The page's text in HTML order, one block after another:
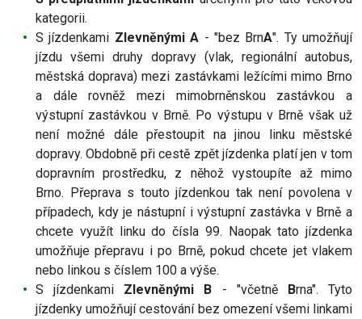
kategorii.
S jízdenkami Zlevněnými A - "bez BrnA". Ty umožňují
jízdu všemi druhy dopravy (vlak, regionální autobus,
městská doprava) mezi zastávkami ležícími mimo Brno
a dále rovněž mezi mimobrněnskou zastávkou a
výstupní zastávkou v Brně. Po výstupu v Brně však už
není možné dále přestoupit na jinou linku městské
dopravy. Obdobně při cestě zpět jízdenka platí jen v tom
dopravním prostředku, z něhož vystoupíte až mimo
Brno. Přeprava s touto jízdenkou tak není povolena v
případech, kdy je nástupní i výstupní zastávka v Brně a
chcete využít linku do čísla 99. Naopak tato jízdenka
umožňuje přepravu i po Brně, pokud chcete jet vlakem
nebo linkou s číslem 100 a výše.
S jízdenkami Zlevněnými B - "včetně Brna". Tyto
jízdenky umožňují cestování bez omezení všemi linkami